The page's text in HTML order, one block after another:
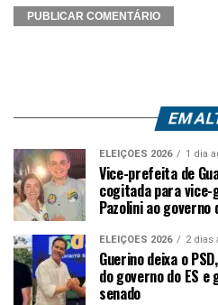
EM
ELEIÇÕES 2026 1 dia
Vice-prefeita de
cogitada para vice-
Pazolini ao governo
ELEIÇÕES 2026 2 dias
Guerino deixa o
do governo do ES
senado